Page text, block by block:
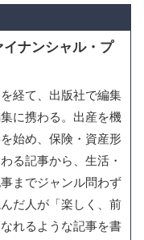
ナンシャル・プ
経て、出版社で編集
に携わる。出産を機
始め、保険・資産形
る記事から、生活・
までジャンル問わず
だ人が「楽しく、前
れるような記事を書